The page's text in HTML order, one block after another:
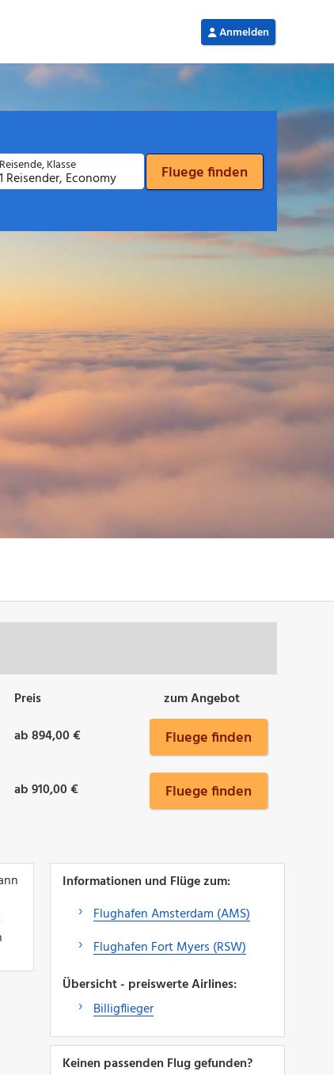
Preis
zum Angebot
ab 894,00 € Fluege finden
ab 910,00 € Fluege finden
Informationen und Flüge zum:
Flughafen Amsterdam (AMS)
Flughafen Fort Myers (RSW)
Übersicht - preiswerte Airlines:
Billigflieger
Keinen passenden Flug gefunden?